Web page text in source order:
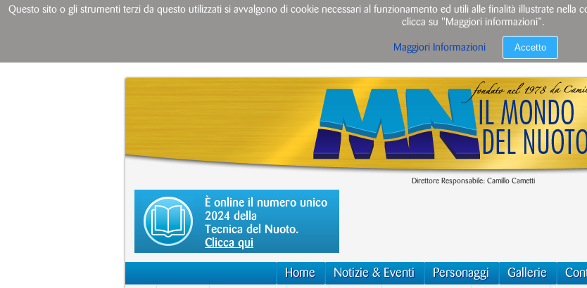
Direttore Responsabile: Camillo Cametti
È online il numero unico
2024 della
Tecnica del Nuoto.
Clicca qui
Home Notizie & Eventi Personaggi Gallerie
Questo sito o gli strumenti terzi da questo utilizzati si avvalgono di cookie necessari al funzionamento ed utili alle finalità illustrate
clicca su "Maggiori informazioni”.
Maggiori Informazioni Accetto